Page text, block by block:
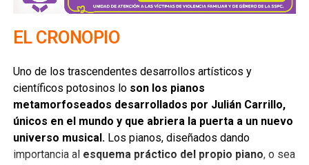
Ibarra
ARTÍCULOS RELACIONADOS:
COMUNIDAD LGBT
HOMOFOBIA
MAURICIO CLARK PAN SLP
La delicia y el placer que genera el fracaso de un
nuevo gobierno | Columna de Enrique Domínguez
EL CRONOPIO
Uno de los trascendentes desarrollos artísticos y
científicos potosinos lo son los pianos
metamorfoseados desarrollados por Julián Carrillo,
únicos en el mundo y que abriera la puerta a un nuevo
universo musical. Los pianos, diseñados dando
importancia al esquema práctico del propio piano, o sea